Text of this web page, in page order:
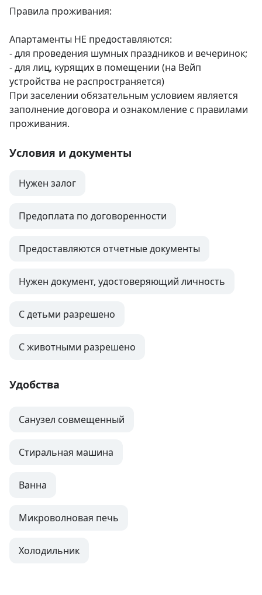
Правила проживания:
Апартаменты НЕ предоставляются:
- для проведения шумных праздников и вечеринок;
- для лиц, курящих в помещении (на Вейп
устройства не распространяется)
При заселении обязательным условием является
заполнение договора и ознакомление с правилами
проживания.
Условия и документы
Нужен залог
Предоплата по договоренности
Предоставляются отчетные документы
Нужен документ, удостоверяющий личность
С детьми разрешено
С животными разрешено
Удобства
Санузел совмещенный
Стиральная машина
Ванна
Микроволновая печь
Холодильник